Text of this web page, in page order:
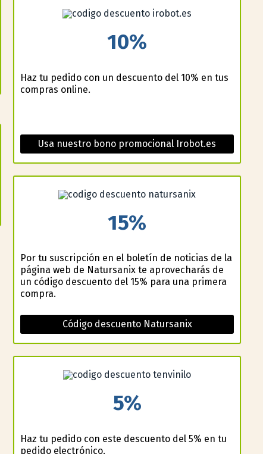
10%
Haz tu pedido con un descuento del 10% en tus
compras online.
Usa nuestro bono promocional Irobot.es
15%
Por tu suscripción en el boletín de noticias de la
página web de Natursanix te aprovecharás de
un código descuento del 15% para una primera
compra.
Código descuento Natursanix
5%
Haz tu pedido con este descuento del 5% en tu
pedido electrónico.